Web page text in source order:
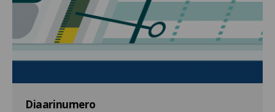
Diaarinumero